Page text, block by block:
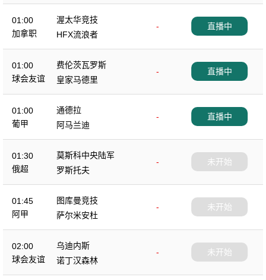
01:00
加拿职
渥太华竞技
-
HFX流浪者
直播中
01:00
球会友谊
费伦茨瓦罗斯
-
皇家马德里
直播中
01:00
葡甲
通德拉
-
阿马兰迪
直播中
01:30
俄超
莫斯科中央陆军
-
罗斯托夫
未开始
01:45
阿甲
图库曼竞技
-
萨尔米安杜
未开始
02:00
球会友谊
乌迪内斯
-
诺丁汉森林
未开始